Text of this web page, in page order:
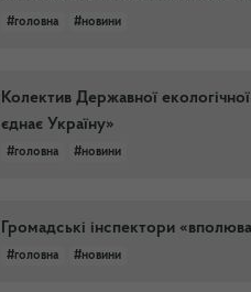
#головна #новини
Колектив Державної
єднає Україну»
#головна #новини
Громадські інспектори
#головна #новини